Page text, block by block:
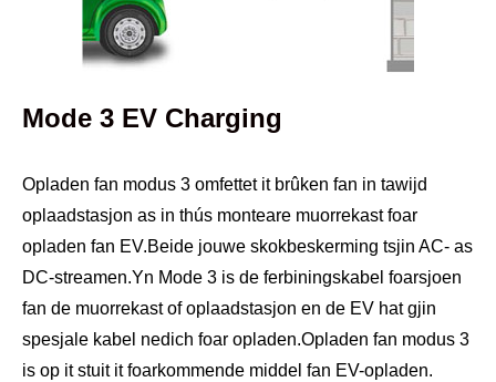
Mode 3 EV Charging
Opladen fan modus 3 omfettet it brûken fan in tawijd
oplaadstasjon as in thús monteare muorrekast foar
opladen fan EV.Beide jouwe skokbeskerming tsjin AC- as
DC-streamen.Yn Mode 3 is de ferbiningskabel foarsjoen
fan de muorrekast of oplaadstasjon en de EV hat gjin
spesjale kabel nedich foar opladen.Opladen fan modus 3
is op it stuit it foarkommende middel fan EV-opladen.